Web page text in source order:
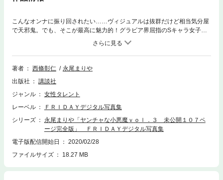
こんなオンナに振り回されたい……ヴィジュアルは抜群だけど相当気分屋
で天邪鬼。でも、そこが最高に魅力的！グラビア界屈指のSキャラ女子が
超攻撃的ポーズで挑発してくる。全３タイトルのvol.３は未公開カットで
構成した大ボリュームの107ページ完全版。
著者 西條彰仁
永尾まりや
出版社
講談社
ジャンル
女性タレント
レーベル
ＦＲＩＤＡＹデジタル写真集
シリーズ
永尾まりや「ヤンチャな小悪魔ｖｏｌ．３ 未公開１０７ペ
ージ完全版」 ＦＲＩＤＡＹデジタル写真集
電子版配信開始日
2020/02/28
ファイルサイズ
18.27 MB